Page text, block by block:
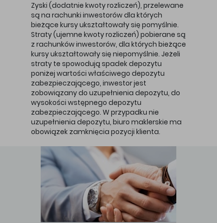
Zyski (dodatnie kwoty rozliczeń), przelewane
są na rachunki inwestorów dla których
bieżące kursy ukształtowały się pomyślnie.
Straty (ujemne kwoty rozliczeń) pobierane są
z rachunków inwestorów, dla których bieżące
kursy ukształtowały się niepomyślnie. Jeżeli
straty te spowodują spadek depozytu
poniżej wartości właściwego depozytu
zabezpieczającego, inwestor jest
zobowiązany do uzupełnienia depozytu, do
wysokości wstępnego depozytu
zabezpieczającego. W przypadku nie
uzupełnienia depozytu, biuro maklerskie ma
obowiązek zamknięcia pozycji klienta.